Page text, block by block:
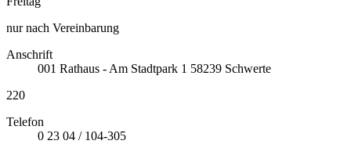
nur nach Vereinbarung
Anschrift
001 Rathaus - Am Stadtpark 1 58239 Schwerte
220
Telefon
0 23 04 / 104-305